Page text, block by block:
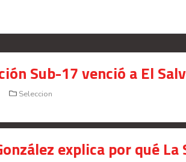
Sub-17 venció a El
Seleccion
explica por qué